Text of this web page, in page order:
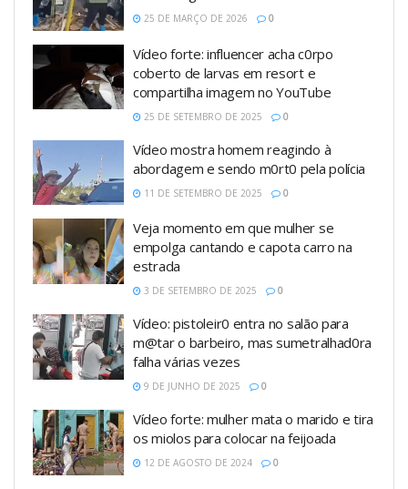
25 DE MARÇO DE 2026 0
Vídeo forte: influencer acha c0rpo
coberto de larvas em resort e
compartilha imagem no YouTube
25 DE SETEMBRO DE 2025 0
Vídeo mostra homem reagindo à
abordagem e sendo m0rt0 pela polícia
11 DE SETEMBRO DE 2025 0
Veja momento em que mulher se
empolga cantando e capota carro na
estrada
3 DE SETEMBRO DE 2025 0
Vídeo: pistoleir0 entra no salão para
m@tar o barbeiro, mas sumetralhad0ra
falha várias vezes
9 DE JUNHO DE 2025 0
Vídeo forte: mulher mata o marido e tira
os miolos para colocar na feijoada
12 DE AGOSTO DE 2024 0